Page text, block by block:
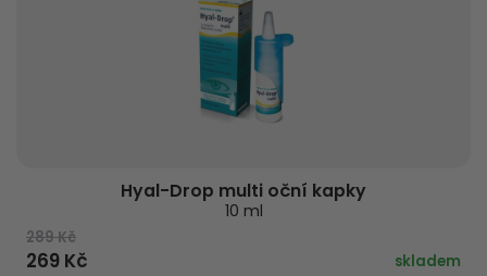
Hyal-Drop multi oční kapky
10 ml
289 Kč
269 Kč skladem